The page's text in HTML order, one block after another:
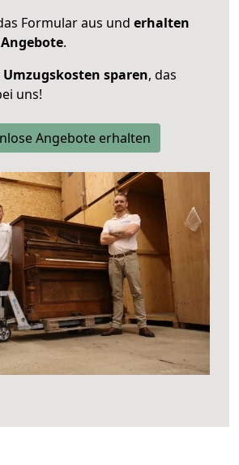
Formular aus und erhalten
.
Umzugskosten sparen, das
uns!
Angebote erhalten